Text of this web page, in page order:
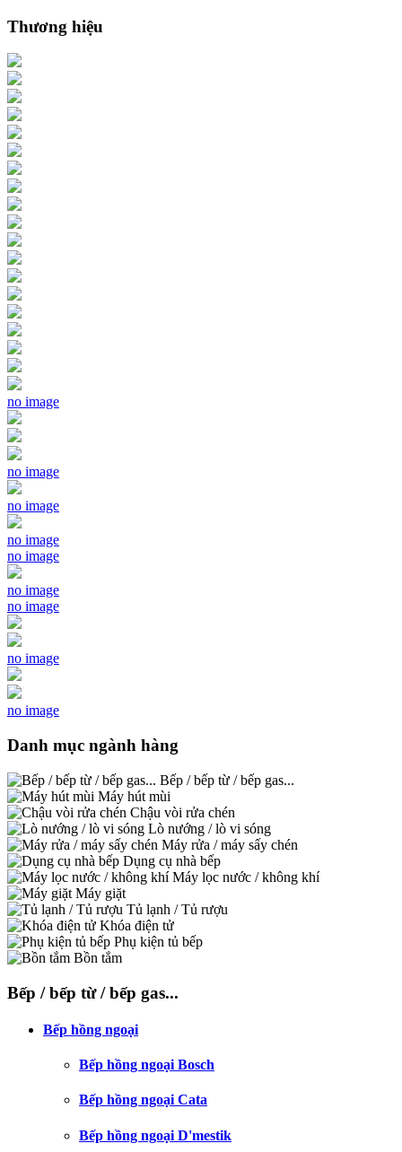
Thương hiệu
no image
no image
no image
no image
no image
no image
no image
no image
no image
Danh mục ngành hàng
Bếp / bếp từ / bếp gas...
Máy hút mùi
Chậu vòi rửa chén
Lò nướng / lò vi sóng
Máy rửa / máy sấy chén
Dụng cụ nhà bếp
Máy lọc nước / không khí
Máy giặt
Tủ lạnh / Tủ rượu
Khóa điện tử
Phụ kiện tủ bếp
Bồn tắm
Bếp / bếp từ / bếp gas...
Bếp hồng ngoại
Bếp hồng ngoại Bosch
Bếp hồng ngoại Cata
Bếp hồng ngoại D'mestik